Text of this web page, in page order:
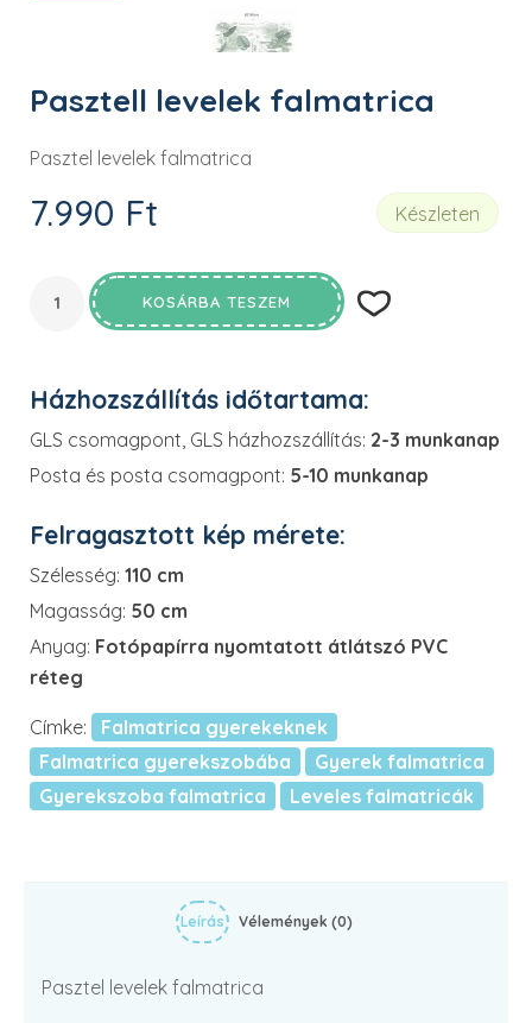
Pasztell levelek falmatrica
Pasztel levelek falmatrica
7.990 Ft Készleten
KOSÁRBA TESZEM
Házhozszállítás időtartama:
GLS csomagpont, GLS házhozszállítás: 2-3 munkanap
Posta és posta csomagpont: 5-10 munkanap
Felragasztott kép mérete:
Szélesség: 110 cm
Magasság: 50 cm
Anyag: Fotópapírra nyomtatott átlátszó PVC
réteg
Címke:
Falmatrica gyerekeknek
Falmatrica gyerekszobába
Gyerek falmatrica
Gyerekszoba falmatrica
Leveles falmatricák
Leírás Vélemények (0)
Pasztel levelek falmatrica